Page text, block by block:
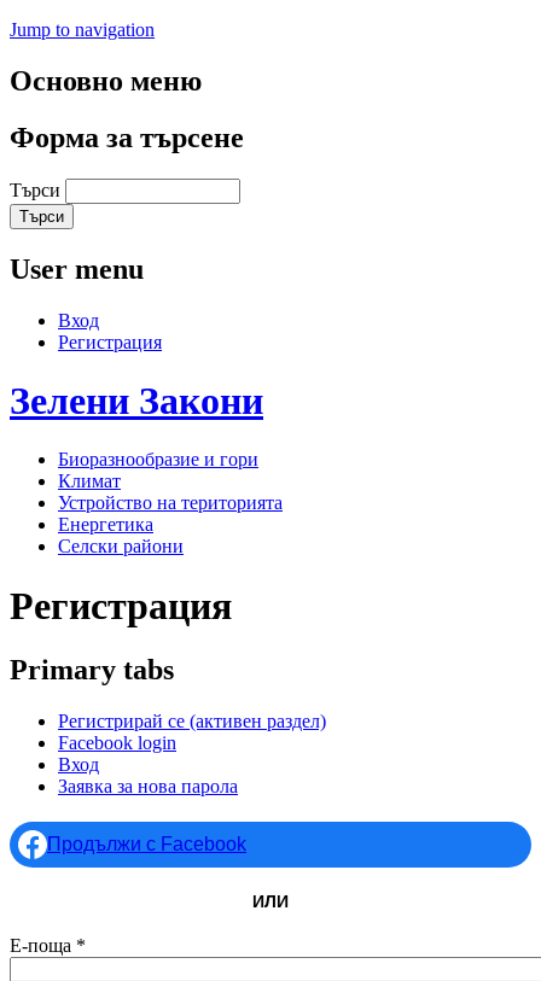
Jump to navigation
Основно меню
Форма за търсене
Търси
User menu
Вход
Регистрация
Зелени Закони
Биоразнообразие и гори
Климат
Устройство на територията
Енергетика
Селски райони
Регистрация
Primary tabs
Регистрирай се (активен раздел)
Facebook login
Вход
Заявка за нова парола
Продължи с Facebook
ИЛИ
Е-поща *